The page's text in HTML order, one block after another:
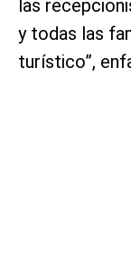
las
y todas las
turístico”,